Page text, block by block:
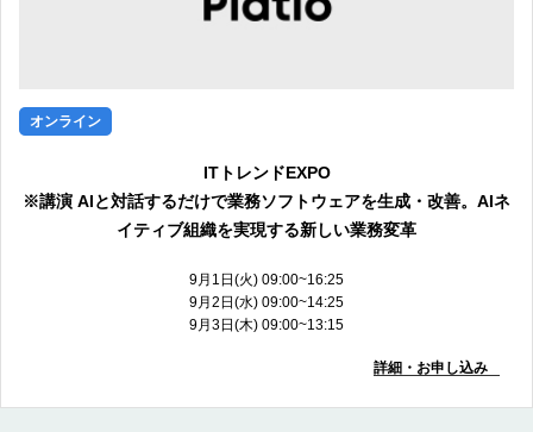
オンライン
ITトレンドEXPO
※講演 AIと対話するだけで業務ソフトウェアを生成・改善。AIネ
イティブ組織を実現する新しい業務変革
9月1日(火) 09:00~16:25
9月2日(水) 09:00~14:25
9月3日(木) 09:00~13:15
詳細・お申し込み